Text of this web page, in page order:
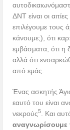
ΔΝΤ είναι οι
επιλέγουμε τους
κάνουμε;), ότι
εμβάσματα, ότι η
αλλά ότι
από εμάς.
Ένας ασκητής
εαυτό του είναι
νεκρούς5 . Και
αναγνωρίσουμε